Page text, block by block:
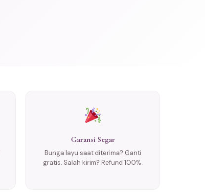
Garansi Segar
Bunga layu saat diterima? Ganti
gratis. Salah kirim? Refund 100%.